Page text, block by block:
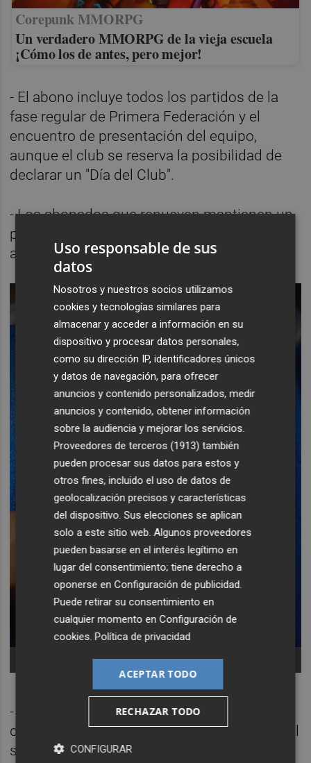
Corepunk MMORPG
Un verdadero MMORPG de la vieja escuela
¡Cómo los de antes, pero mejor!
- El abono incluye todos los partidos de la
fase regular de Primera Federación y el
encuentro de presentación del equipo,
aunque el club se reserva la posibilidad de
declarar un "Día del Club".
- Los abonados que renueven mantienen un
precio preferente, mientras que las nuevas
altas pagan un 10 % más.
Precios de la campaña de abonoss del Hércules CF
- Se mantiene elabono familiar
de descuento para cada miembro a partir del
segundo integrante de la unidad familiar.
Uso responsable de sus
datos
Nosotros y nuestros socios utilizamos
cookies y tecnologías similares para
almacenar y acceder a información en su
dispositivo y procesar datos personales,
como su dirección IP, identificadores únicos
y datos de navegación, para ofrecer
anuncios y contenido personalizados, medir
anuncios y contenido, obtener información
sobre la audiencia y mejorar los servicios.
Proveedores de terceros (1913) también
pueden procesar sus datos para estos y
otros fines, incluido el uso de datos de
geolocalización precisos y características
del dispositivo. Sus elecciones se aplican
solo a este sitio web. Algunos proveedores
pueden basarse en el interés legítimo en
lugar del consentimiento; tiene derecho a
oponerse enConfiguración de publicidad.
Puede retirar su consentimiento en
cualquier momento enConfiguración de
cookies.Política de privacidad
ACEPTAR TODO
RECHAZAR TODO
CONFIGURAR